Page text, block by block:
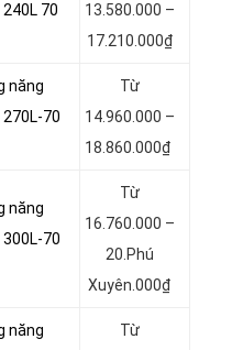
70
13.580.000 –
17.210.000₫
năng
70
Từ
14.960.000 –
18.860.000₫
năng
70
Từ
16.760.000 –
20.Phú
Xuyên.000₫
năng
Từ